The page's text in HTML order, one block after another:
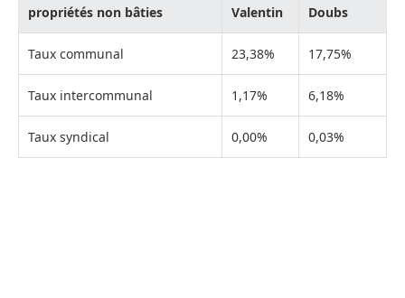
propriétés non bâties
Valentin
Doubs
Taux communal 23,38% 17,75%
Taux intercommunal 1,17% 6,18%
Taux syndical 0,00% 0,03%